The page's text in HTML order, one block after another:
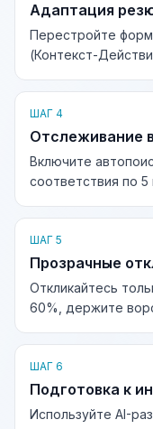
Адаптация
Перестройте
(Контекст-
ШАГ 4
Отслеживание
Включите
соответствия по
ШАГ 5
Прозрачные
Откликайтесь
60%, держите
ШАГ 6
Подготовка к
Используйте AI-